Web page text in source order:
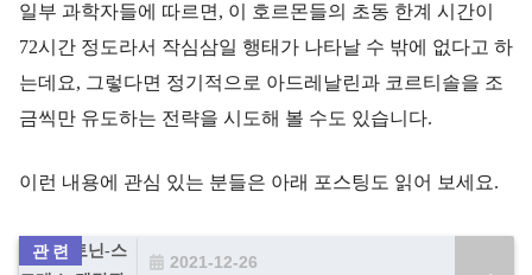
일부 과학자들에 따르면, 이 호르몬들의 초동 한계 시간이
72시간 정도라서 작심삼일 행태가 나타날 수 밖에 없다고 하
는데요, 그렇다면 정기적으로 아드레날린과 코르티솔을 조
금씩만 유도하는 전략을 시도해 볼 수도 있습니다.
이런 내용에 관심 있는 분들은 아래 포스팅도 읽어 보세요.
2021-12-26